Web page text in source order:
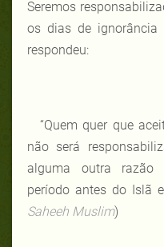
Seremos
os dias de ignorância
respondeu:
“Quem quer que
não será
alguma outra razão
período antes do Islã
Saheeh Muslim)